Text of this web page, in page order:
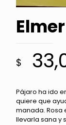
$
Pájaro ha ido
quiere que
manada. Rosa
llevarla sana y